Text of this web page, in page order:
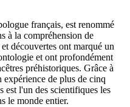
français, est renommé
à la compréhension de
découvertes ont marqué un
et ont profondément
préhistoriques. Grâce à
expérience de plus de cinq
est l'un des scientifiques les
le monde entier.